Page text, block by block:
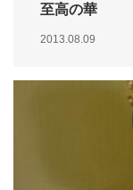
至高の華
2013.08.09